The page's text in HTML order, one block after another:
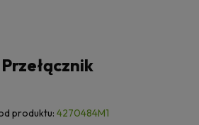
produktu: 4270484M1